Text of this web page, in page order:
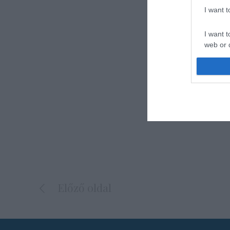
I want
I want
web or
I want
or app.
I want
I want